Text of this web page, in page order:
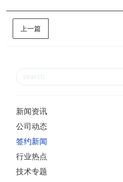
上一篇
新闻资讯
公司动态
签约新闻
行业热点
技术专题